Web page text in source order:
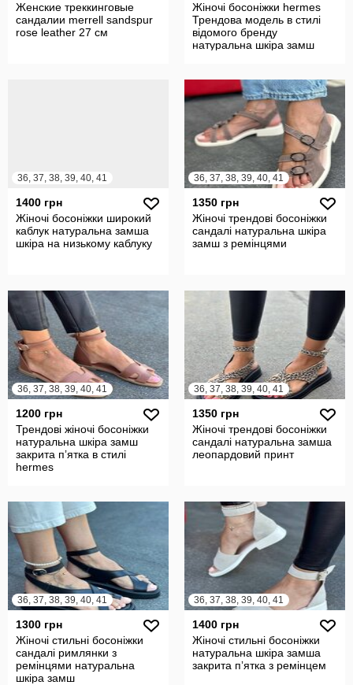
Женские треккинговые
сандалии merrell sandspur
rose leather 27 см
Жіночі босоніжки hermes
Трендова модель в стилі
відомого бренду
натуральна шкіра замш
36, 37, 38, 39, 40, 41
1400 грн
Жіночі босоніжки широкий
каблук натуральна замша
шкіра на низькому каблуку
36, 37, 38, 39, 40, 41
1350 грн
Жіночі трендові босоніжки
сандалі натуральна шкіра
замш з ремінцями
36, 37, 38, 39, 40, 41
1200 грн
Трендові жіночі босоніжки
натуральна шкіра замш
закрита пʼятка в стилі
hermes
36, 37, 38, 39, 40, 41
1350 грн
Жіночі трендові босоніжки
сандалі натуральна замша
леопардовий принт
36, 37, 38, 39, 40, 41
1300 грн
Жіночі стильні босоніжки
сандалі римлянки з
ремінцями натуральна
шкіра замш
36, 37, 38, 39, 40, 41
1400 грн
Жіночі стильні босоніжки
натуральна шкіра замша
закрита пʼятка з ремінцем